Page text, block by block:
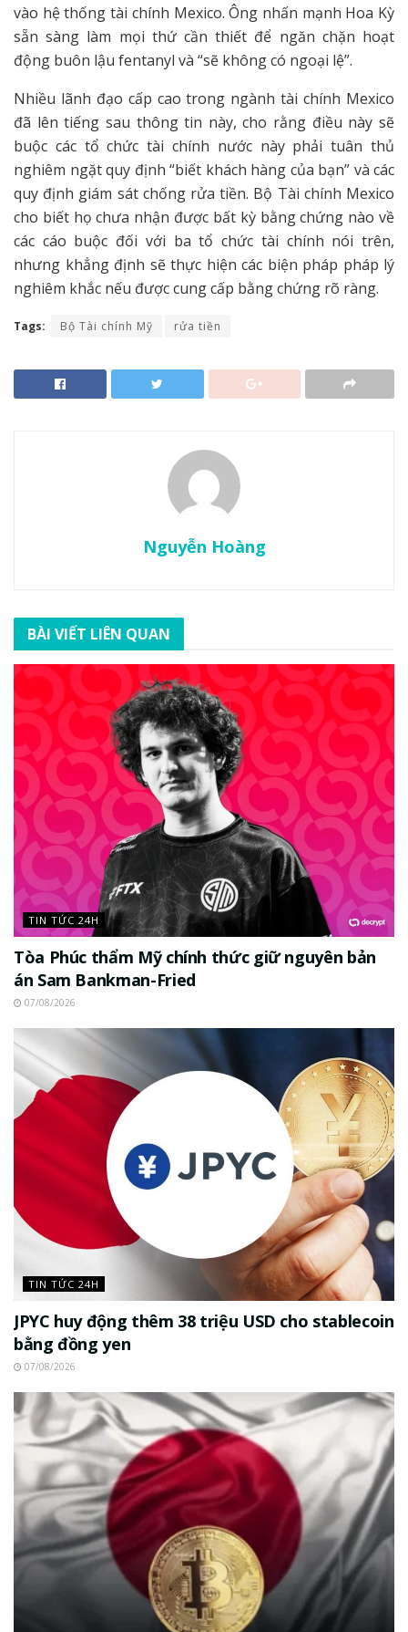
vào hệ thống tài chính Mexico. Ông nhấn mạnh Hoa Kỳ
sẵn sàng làm mọi thứ cần thiết để ngăn chặn hoạt
động buôn lậu fentanyl và “sẽ không có ngoại lệ”.
Nhiều lãnh đạo cấp cao trong ngành tài chính Mexico
đã lên tiếng sau thông tin này, cho rằng điều này sẽ
buộc các tổ chức tài chính nước này phải tuân thủ
nghiêm ngặt quy định “biết khách hàng của bạn” và các
quy định giám sát chống rửa tiền. Bộ Tài chính Mexico
cho biết họ chưa nhận được bất kỳ bằng chứng nào về
các cáo buộc đối với ba tổ chức tài chính nói trên,
nhưng khẳng định sẽ thực hiện các biện pháp pháp lý
nghiêm khắc nếu được cung cấp bằng chứng rõ ràng.
Tags: Bộ Tài chính Mỹ rửa tiền
Nguyễn Hoàng
BÀI VIẾT LIÊN QUAN
TIN TỨC 24H
Tòa Phúc thẩm Mỹ chính thức giữ nguyên bản
án Sam Bankman-Fried
07/08/2026
TIN TỨC 24H
JPYC huy động thêm 38 triệu USD cho stablecoin
bằng đồng yen
07/08/2026